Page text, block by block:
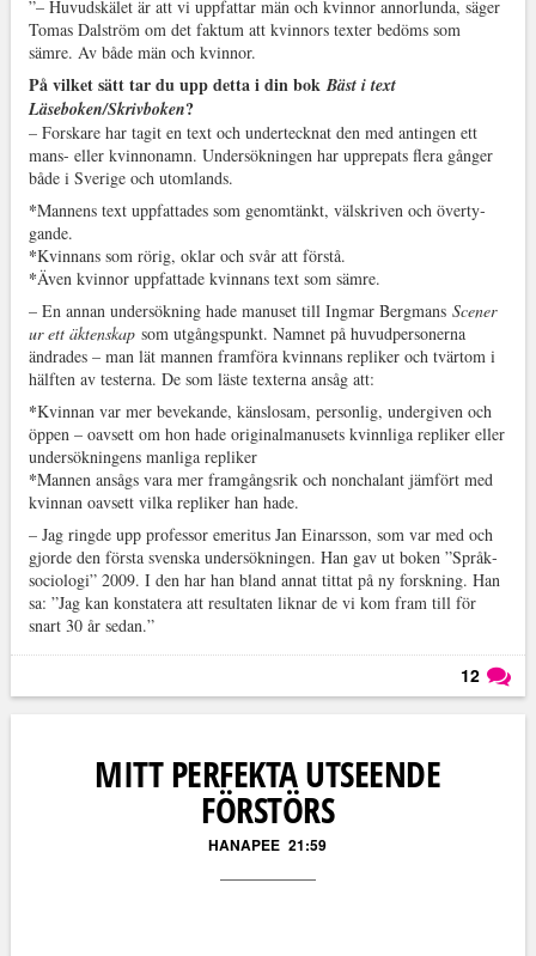
”– Huvudskälet är att vi uppfattar män och kvinnor annorlunda, säger
Tomas Dalström om det faktum att kvinnors texter bedöms som
sämre. Av både män och kvinnor.
På vilket sätt tar du upp detta i din bokBäst i text
Läseboken/Skrivboken?
– Forskare har tagit en text och undertecknat den med antingen ett
mans- eller kvinnonamn. Undersökningen har upprepats flera gånger
både i Sverige och utomlands.
*Mannens text uppfattades som genomtänkt, välskriven och överty­
gande.
*Kvinnans som rörig, oklar och svår att förstå.
*Även kvinnor uppfattade kvinnans text som sämre.
– En annan undersökning hade manuset till Ingmar Bergmans Scener
ur ett äkten­skap som utgångspunkt. Namnet på huvudperso­nerna
ändrades – man lät mannen framföra kvinnans repliker och tvärtom i
hälften av testerna. De som läste texterna ansåg att:
*Kvinnan var mer bevekande, känslosam, personlig, undergiven och
öppen – oavsett om hon hade originalmanusets kvinnliga repliker eller
undersökningens manliga repliker
*Mannen ansågs vara mer framgångsrik och nonchalant jämfört med
kvinnan oavsett vilka repliker han hade.
– Jag ringde upp professor emeritus Jan Einarsson, som var med och
gjorde den första svenska undersökningen. Han gav ut boken ”Språk­
sociologi” 2009. I den har han bland annat tittat på ny forskning. Han
sa: ”Jag kan konstatera att resultaten liknar de vi kom fram till för
snart 30 år sedan.”
12
MITT PERFEKTA UTSEENDE
FÖRSTÖRS
HANAPEE 21:59